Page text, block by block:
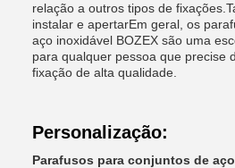
relação a outros tipos de
instalar e apertarEm geral, os
aço inoxidável BOZEX são uma
para qualquer pessoa que precise
fixação de alta qualidade.
Personalização:
Parafusos para conjuntos de